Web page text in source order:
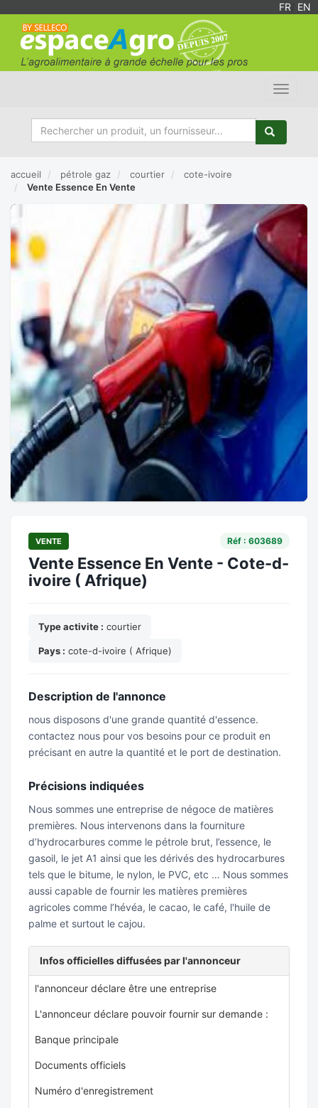
FR EN
Toggle
accueil pétrole gaz courtier
cote-ivoire
Vente Essence En Vente
VENTE Réf : 603689
Vente Essence En Vente - Cote-d-
ivoire ( Afrique)
Type activite : courtier
Pays : cote-d-ivoire ( Afrique)
Description de l'annonce
nous disposons d'une grande quantité d'essence.
contactez nous pour vos besoins pour ce produit en
précisant en autre la quantité et le port de destination.
Précisions indiquées
Nous sommes une entreprise de négoce de matières
premières. Nous intervenons dans la fourniture
d’hydrocarbures comme le pétrole brut, l’essence, le
gasoil, le jet A1 ainsi que les dérivés des hydrocarbures
tels que le bitume, le nylon, le PVC, etc … Nous sommes
aussi capable de fournir les matières premières
agricoles comme l’hévéa, le cacao, le café, l'huile de
palme et surtout le cajou.
Infos officielles diffusées par l'annonceur
l'annonceur déclare être une entreprise
L'annonceur déclare pouvoir fournir sur demande :
Banque principale
Documents officiels
Numéro d'enregistrement